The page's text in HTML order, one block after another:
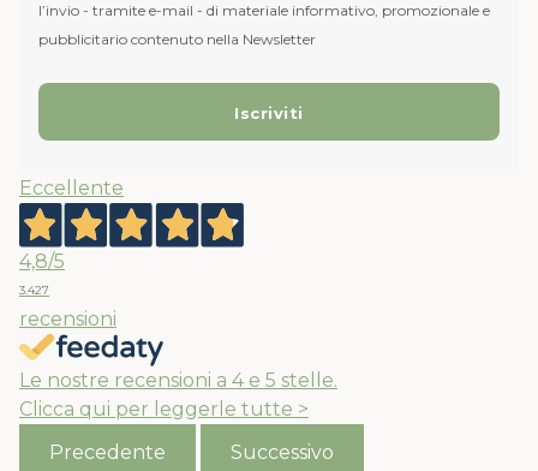
l’invio - tramite e-mail - di materiale informativo, promozionale e
pubblicitario contenuto nella Newsletter
Eccellente
4,8/5
3.427
recensioni
Le nostre recensioni a 4 e 5 stelle.
Clicca qui per leggerle tutte >
Precedente
Successivo